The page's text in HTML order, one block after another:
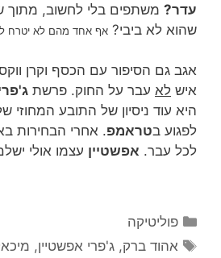
עדר? משתפים בלי לחשוב, מתוך
שהוא לא ביבי? אף אחד מהם לא יטרח
אגב גם הסיפור עם הכסף וקרן
איש לא עבר על החוק. פרשת
היא עוד ניסיון של התובע המחוזי
לפגוע בטראמפ. אחרי הבחירות
לכל עבר. אפשטיין עצמו אולי
קטגוריות
פוליטיקה
תגיות
אהוד ברק,ג'פרי אפשטיין,